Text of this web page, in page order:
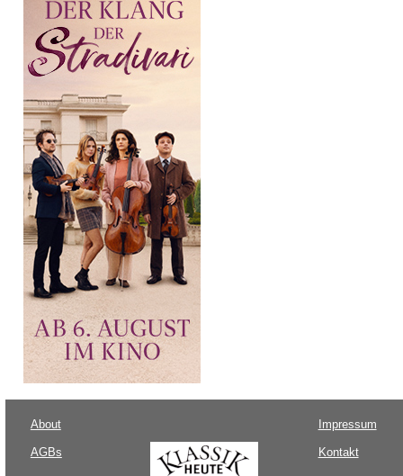
About
AGBs
Impressum
Kontakt